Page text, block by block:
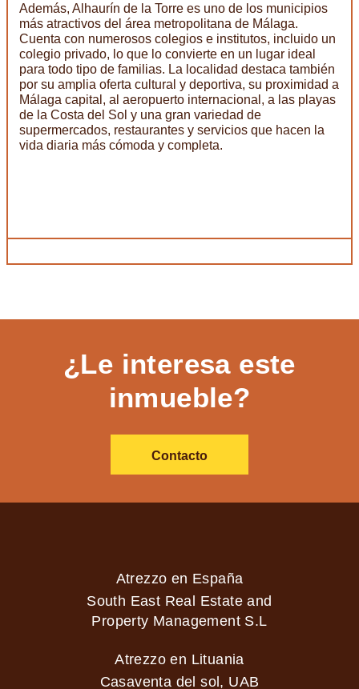
Además, Alhaurín de la Torre es uno de los municipios
más atractivos del área metropolitana de Málaga.
Cuenta con numerosos colegios e institutos, incluido un
colegio privado, lo que lo convierte en un lugar ideal
para todo tipo de familias. La localidad destaca también
por su amplia oferta cultural y deportiva, su proximidad a
Málaga capital, al aeropuerto internacional, a las playas
de la Costa del Sol y una gran variedad de
supermercados, restaurantes y servicios que hacen la
vida diaria más cómoda y completa.
¿Le interesa este
inmueble?
Contacto
Atrezzo en España
South East Real Estate and
Property Management S.L
Atrezzo en Lituania
Casaventa del sol, UAB